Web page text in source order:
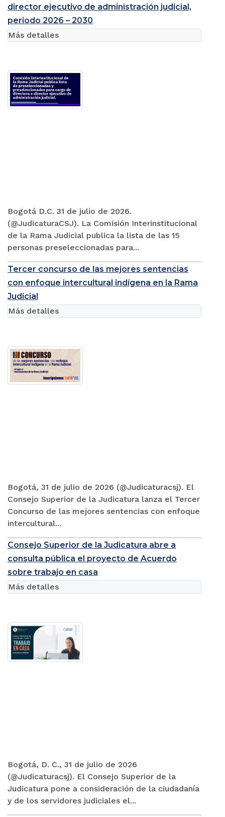
director ejecutivo de administración judicial,
periodo 2026 – 2030
Bogotá D.C. 31 de julio de 2026.
(@JudicaturaCSJ). La Comisión Interinstitucional
de la Rama Judicial publica la lista de las 15
personas preseleccionadas para...
Más detalles
Tercer concurso de las mejores sentencias
con enfoque intercultural indígena en la Rama
Judicial
Bogotá, 31 de julio de 2026 (@Judicaturacsj). El
Consejo Superior de la Judicatura lanza el Tercer
Concurso de las mejores sentencias con enfoque
intercultural...
Más detalles
Consejo Superior de la Judicatura abre a
consulta pública el proyecto de Acuerdo
sobre trabajo en casa
Bogotá, D. C., 31 de julio de 2026
(@Judicaturacsj). El Consejo Superior de la
Judicatura pone a consideración de la ciudadanía
y de los servidores judiciales el...
Más detalles